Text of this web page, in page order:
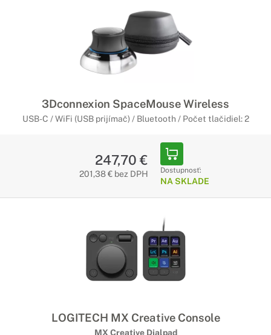
3Dconnexion SpaceMouse Wireless
USB-C / WiFi (USB prijímač) / Bluetooth / Počet tlačidiel: 2
247,70 €
201,38 € bez DPH Dostupnosť:
NA SKLADE
LOGITECH MX Creative Console
MX Creative Dialpad